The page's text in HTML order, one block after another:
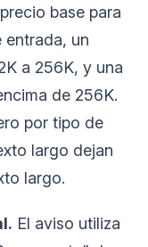
base para
entrada, un
a 256K, y una
de 256K.
por tipo de
largo dejan
largo.
El aviso utiliza